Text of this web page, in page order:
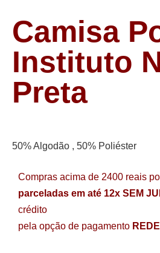
Camisa
Instituto
Preta
50% Algodão , 50% Poliéster
Compras acima de 2400 reais
parceladas em até 12x SEM
crédito
pela opção de pagamento